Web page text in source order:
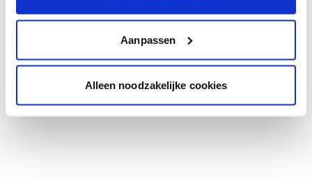
Aanpassen
Alleen noodzakelijke cookies
Krijg kleuradvies op basis van de lichtinval
en je meubels.
Krijg ineens een technologische check-up